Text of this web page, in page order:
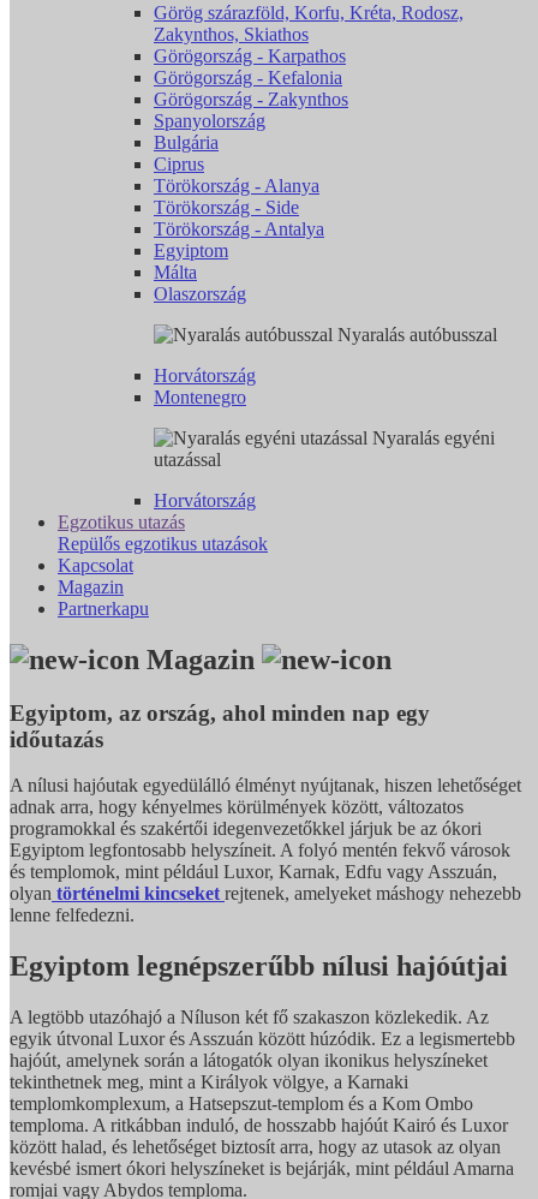
Görög szárazföld, Korfu, Kréta, Rodosz,
Zakynthos, Skiathos
Görögország - Karpathos
Görögország - Kefalonia
Görögország - Zakynthos
Spanyolország
Bulgária
Ciprus
Törökország - Alanya
Törökország - Side
Törökország - Antalya
Egyiptom
Málta
Olaszország
Nyaralás autóbusszal
Horvátország
Montenegro
Nyaralás egyéni
utazással
Horvátország
Egzotikus utazás
Repülős egzotikus utazások
Kapcsolat
Magazin
Partnerkapu
Magazin
Egyiptom, az ország, ahol minden nap egy
időutazás
A nílusi hajóutak egyedülálló élményt nyújtanak, hiszen lehetőséget
adnak arra, hogy kényelmes körülmények között, változatos
programokkal és szakértői idegenvezetőkkel járjuk be az ókori
Egyiptom legfontosabb helyszíneit. A folyó mentén fekvő városok
és templomok, mint például Luxor, Karnak, Edfu vagy Asszuán,
olyan történelmi kincseketrejtenek, amelyeket máshogy nehezebb
lenne felfedezni.
Egyiptom legnépszerűbb nílusi hajóútjai
A legtöbb utazóhajó a Níluson két fő szakaszon közlekedik. Az
egyik útvonal Luxor és Asszuán között húzódik. Ez a legismertebb
hajóút, amelynek során a látogatók olyan ikonikus helyszíneket
tekinthetnek meg, mint a Királyok völgye, a Karnaki
templomkomplexum, a Hatsepszut-templom és a Kom Ombo
temploma. A ritkábban induló, de hosszabb hajóút Kairó és Luxor
között halad, és lehetőséget biztosít arra, hogy az utasok az olyan
kevésbé ismert ókori helyszíneket is bejárják, mint például Amarna
romjai vagy Abydos temploma.